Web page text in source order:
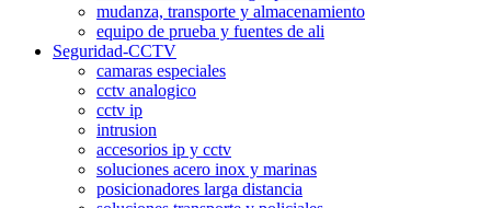
mudanza, transporte y almacenamiento
equipo de prueba y fuentes de ali
Seguridad-CCTV
camaras especiales
cctv analogico
cctv ip
intrusion
accesorios ip y cctv
soluciones acero inox y marinas
posicionadores larga distancia